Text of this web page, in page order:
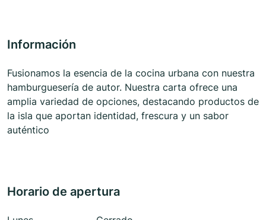
Información
Fusionamos la esencia de la cocina urbana con nuestra
hamburguesería de autor. Nuestra carta ofrece una
amplia variedad de opciones, destacando productos de
la isla que aportan identidad, frescura y un sabor
auténtico
Horario de apertura